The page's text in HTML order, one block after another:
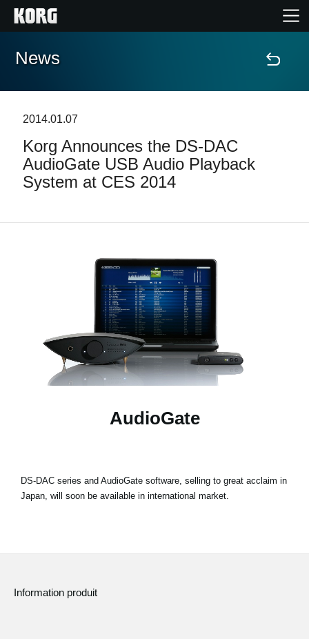
Accueil
Extras
Evénements
Support
Où acheter ?
Lieu
Réseaux sociaux
A propos de Korg
News
2014.01.07
Korg Announces the DS-DAC
AudioGate USB Audio Playback
System at CES 2014
AudioGate
DS-DAC series and AudioGate software, selling to great acclaim in
Japan, will soon be available in international market.
Information produit